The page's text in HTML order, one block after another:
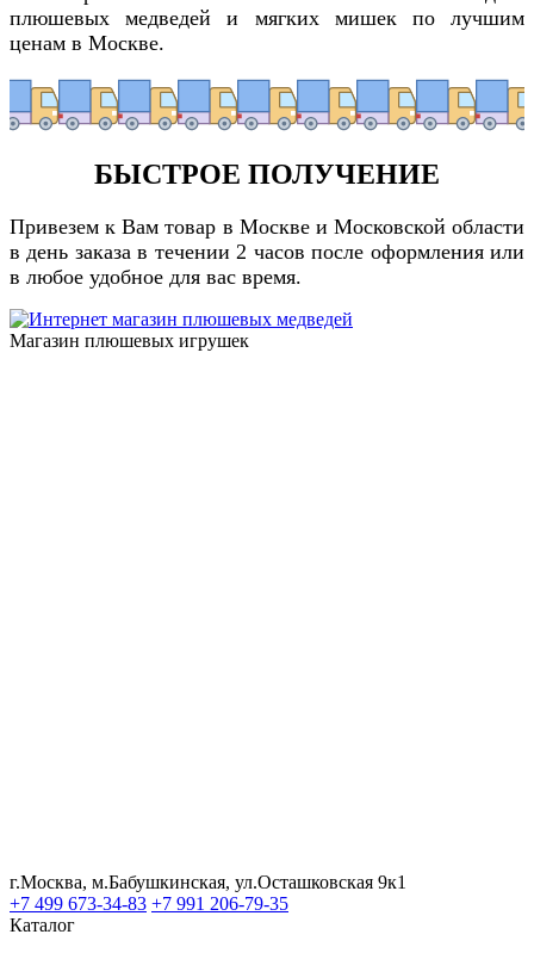
плюшевых медведей и мягких мишек по лучшим
ценам в Москве.
БЫСТРОЕ ПОЛУЧЕНИЕ
Привезем к Вам товар в Москве и Московской области
в день заказа в течении 2 часов после оформления или
в любое удобное для вас время.
Магазин плюшевых игрушек
г.Москва, м.Бабушкинская, ул.Осташковская 9к1
+7 499 673-34-83 +7 991 206-79-35
Каталог